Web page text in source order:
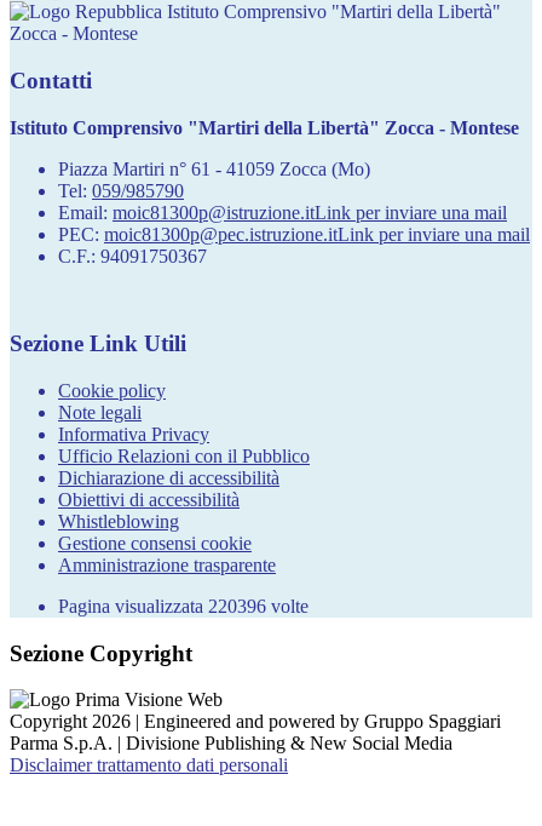
Istituto Comprensivo "Martiri della Libertà"
Zocca - Montese
Contatti
Istituto Comprensivo "Martiri della Libertà" Zocca - Montese
Piazza Martiri n° 61 - 41059 Zocca (Mo)
Tel: 059/985790
Email: moic81300p@istruzione.itLink per inviare una mail
PEC: moic81300p@pec.istruzione.itLink per inviare una mail
C.F.: 94091750367
Sezione Link Utili
Cookie policy
Note legali
Informativa Privacy
Ufficio Relazioni con il Pubblico
Dichiarazione di accessibilità
Obiettivi di accessibilità
Whistleblowing
Gestione consensi cookie
Amministrazione trasparente
Pagina visualizzata 220396 volte
Sezione Copyright
Copyright 2026 | Engineered and powered by Gruppo Spaggiari
Parma S.p.A. | Divisione Publishing & New Social Media
Disclaimer trattamento dati personali